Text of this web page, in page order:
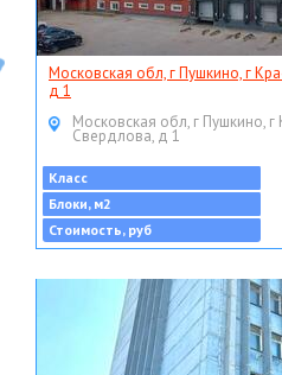
Московская обл, г Пушкино, г
д 1
Московская обл, г Пушкино, г
Свердлова, д 1
Класс
Блоки, м2
Стоимость, руб